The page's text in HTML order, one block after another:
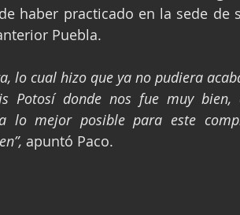
haber practicado en la sede de
Puebla.
lo cual hizo que ya no pudiera
Potosí donde nos fue muy bien,
lo mejor posible para este
apuntó Paco.